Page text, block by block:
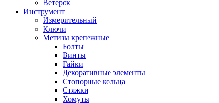
Ветерок
Инструмент
Измерительный
Ключи
Метизы крепежные
Болты
Винты
Гайки
Декоративные элементы
Стопорные кольца
Стяжки
Хомуты